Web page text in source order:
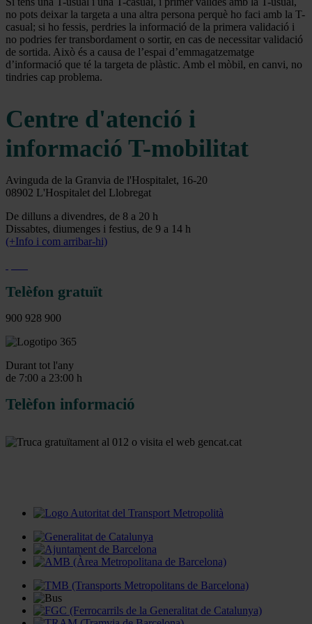
no pots deixar la targeta a una altra persona perquè ho faci amb la T-
casual; si ho fessis, perdries la informació de la primera validació i
no podries fer transbordament o sortir, en cas de necessitar validació
de sortida. Això és a causa de l’espai d’emmagatzematge
d’informació que té la targeta de plàstic. Amb el mòbil, en canvi, no
tindries cap problema.
Centre d'atenció i
informació T-mobilitat
Avinguda de la Granvia de l'Hospitalet, 16-20
08902 L'Hospitalet del Llobregat
De dilluns a divendres, de 8 a 20 h
Dissabtes, diumenges i festius, de 9 a 14 h
(+Info i com arribar-hi)
Telèfon gratuït
900 928 900
Durant tot l'any
de 7:00 a 23:00 h
Telèfon informació